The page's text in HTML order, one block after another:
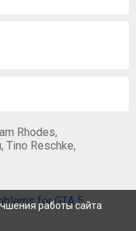
работы сайта
Rhodes,
Tino Reschke,
for GTA 5